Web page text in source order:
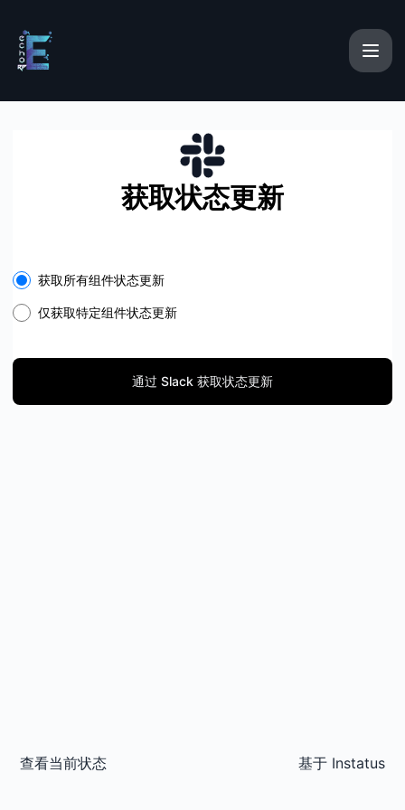
获取状态更新
Select the components you want to receive updates for
获取所有组件状态更新
仅获取特定组件状态更新
通过 Slack 获取状态更新
查看当前状态 基于 Instatus